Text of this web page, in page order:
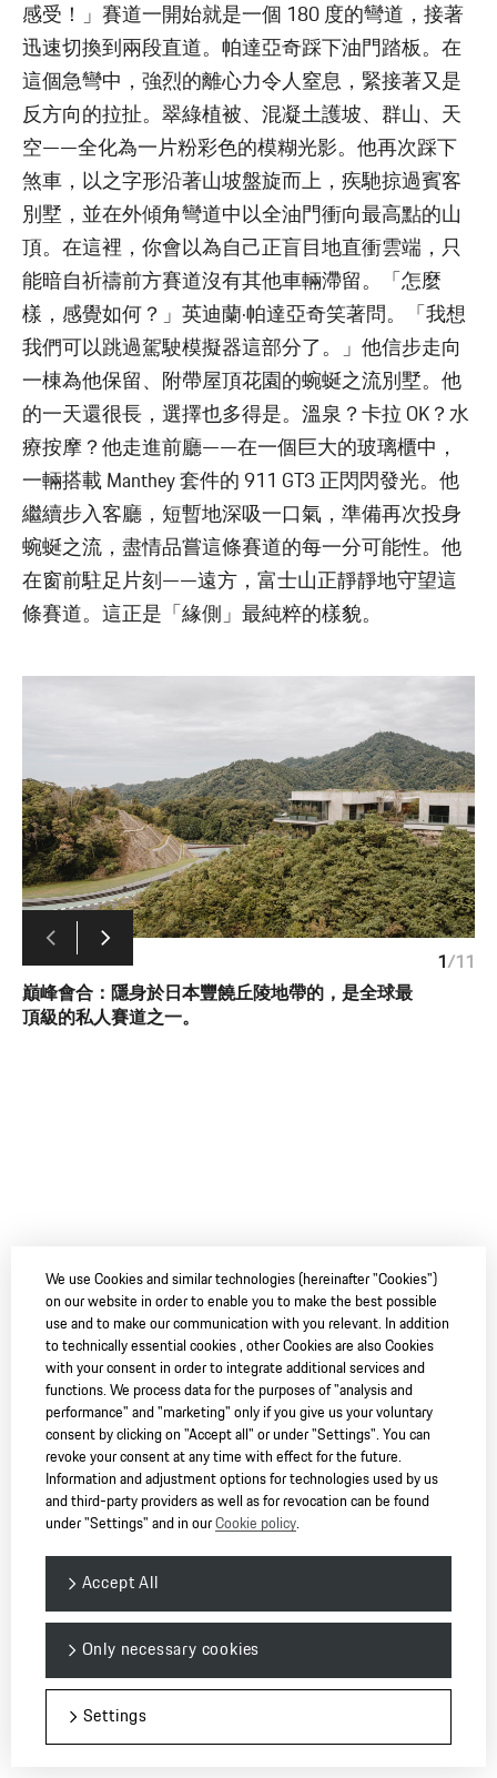
感受！」賽道一開始就是一個 180 度的彎道，接著
迅速切換到兩段直道。帕達亞奇踩下油門踏板。在
這個急彎中，強烈的離心力令人窒息，緊接著又是
反方向的拉扯。翠綠植被、混凝土護坡、群山、天
空——全化為一片粉彩色的模糊光影。他再次踩下
煞車，以之字形沿著山坡盤旋而上，疾馳掠過賓客
別墅，並在外傾角彎道中以全油門衝向最高點的山
頂。在這裡，你會以為自己正盲目地直衝雲端，只
能暗自祈禱前方賽道沒有其他車輛滯留。「怎麼
樣，感覺如何？」英迪蘭·帕達亞奇笑著問。「我想
我們可以跳過駕駛模擬器這部分了。」他信步走向
一棟為他保留、附帶屋頂花園的蜿蜒之流別墅。他
的一天還很長，選擇也多得是。溫泉？卡拉 OK？水
療按摩？他走進前廳——在一個巨大的玻璃櫃中，
一輛搭載 Manthey 套件的 911 GT3 正閃閃發光。他
繼續步入客廳，短暫地深吸一口氣，準備再次投身
蜿蜒之流，盡情品嘗這條賽道的每一分可能性。他
在窗前駐足片刻——遠方，富士山正靜靜地守望這
條賽道。這正是「緣側」最純粹的樣貌。
巔峰會合：隱身於日本豐饒丘陵地帶的，是全球最
頂級的私人賽道之一。
1/11
作者 圖片來源
Roland Hagenberg
其他相關文章
We use Cookies and similar technologies (hereinafter "Cookies")
on our website in order to enable you to make the best possible
use and to make our communication with you relevant. In addition
to technically essential cookies , other Cookies are also Cookies
with your consent in order to integrate additional services and
functions. We process data for the purposes of "analysis and
performance" and "marketing" only if you give us your voluntary
consent by clicking on "Accept all" or under "Settings". You can
revoke your consent at any time with effect for the future.
Information and adjustment options for technologies used by us
and third-party providers as well as for revocation can be found
under "Settings" and in ourCookie policy.
Only necessary cookies
Accept All
Settings